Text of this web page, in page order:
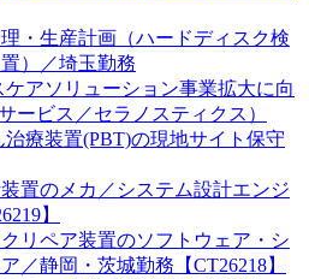
理・生産計画（ハードディスク検
）／埼玉勤務
ケアソリューション事業拡大に向
ービス／セラノスティクス）
療装置(PBT)の現地サイト保守
置のメカ／システム設計エンジ
】
リペア装置のソフトウェア・シ
／静岡・茨城勤務【CT26218】